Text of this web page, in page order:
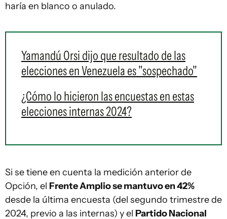
haría en blanco o anulado.
Yamandú Orsi dijo que resultado de las
elecciones en Venezuela es "sospechado"
¿Cómo lo hicieron las encuestas en estas
elecciones internas 2024?
Si se tiene en cuenta la medición anterior de
Opción, el Frente Amplio se mantuvo en 42%
desde la última encuesta (del segundo trimestre de
2024, previo a las internas) y el Partido Nacional